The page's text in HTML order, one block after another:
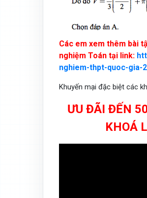
Các em xem thêm bài
nghiệm Toán tại link:
nghiem-thpt-quoc-gia-
Khuyến mại đặc biệt các
ƯU ĐÃI ĐẾN
KHOÁ